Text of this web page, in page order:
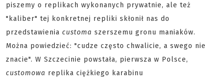
piszemy o replikach wykonanych prywatnie, ale też
"kaliber" tej konkretnej repliki skłonił nas do
przedstawienia customa szerszemu gronu maniaków.
Można powiedzieć: "cudze często chwalicie, a swego nie
znacie". W Szczecinie powstała, pierwsza w Polsce,
customowa replika ciężkiego karabinu